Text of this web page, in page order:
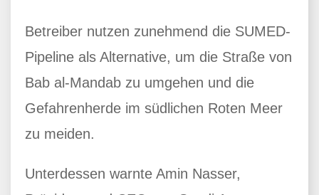
Betreiber nutzen zunehmend die SUMED-
Pipeline als Alternative, um die Straße von
Bab al-Mandab zu umgehen und die
Gefahrenherde im südlichen Roten Meer
zu meiden.
Unterdessen warnte Amin Nasser,